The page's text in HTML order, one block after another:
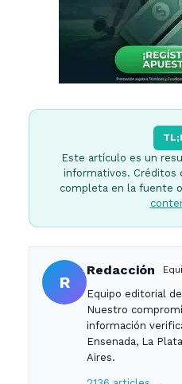
Este artículo es un
informativos. Créditos
completa en la fuente
R
Redacción
Equipo editorial
Nuestro
información
Ensenada, La
Aires.